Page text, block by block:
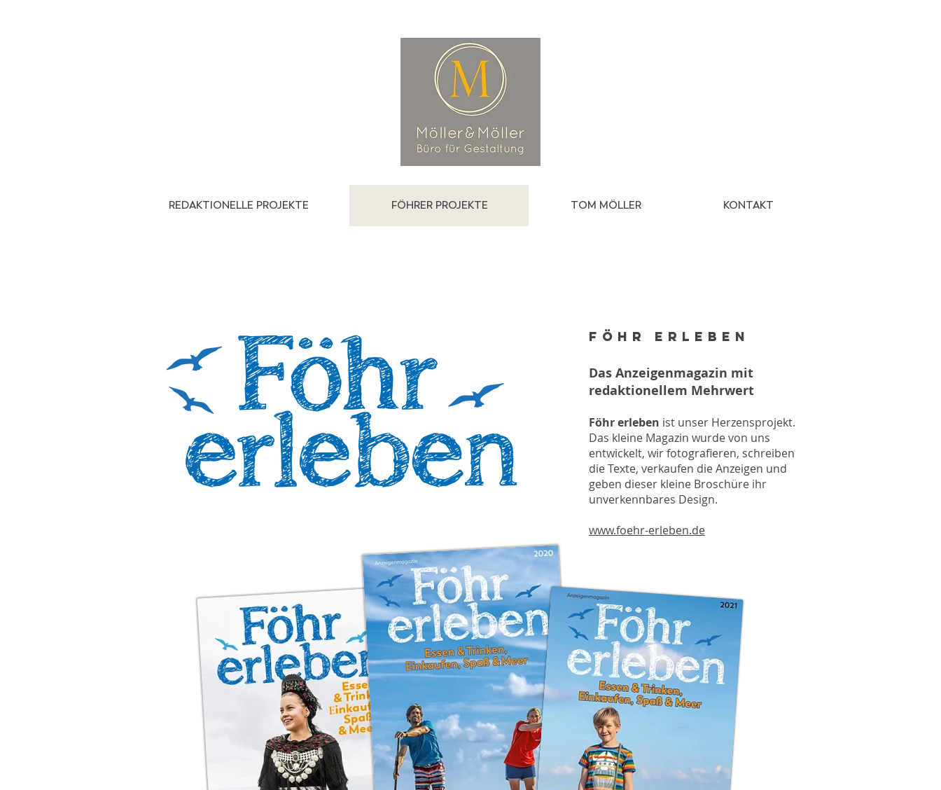
REDAKTIONELLE PROJEKTE FÖHRER PROJEKTE TOM MÖLLER KONTAKT
Föhr erleben
Das Anzeigenmagazin mit
redaktionellem Mehrwert
Föhr erleben ist unser Herzensprojekt.
Das kleine Magazin wurde von uns
entwickelt, wir fotografieren, schreiben
die Texte, verkaufen die Anzeigen und
geben dieser kleine Broschüre ihr
unverkennbares Design.
www.foehr-erleben.de